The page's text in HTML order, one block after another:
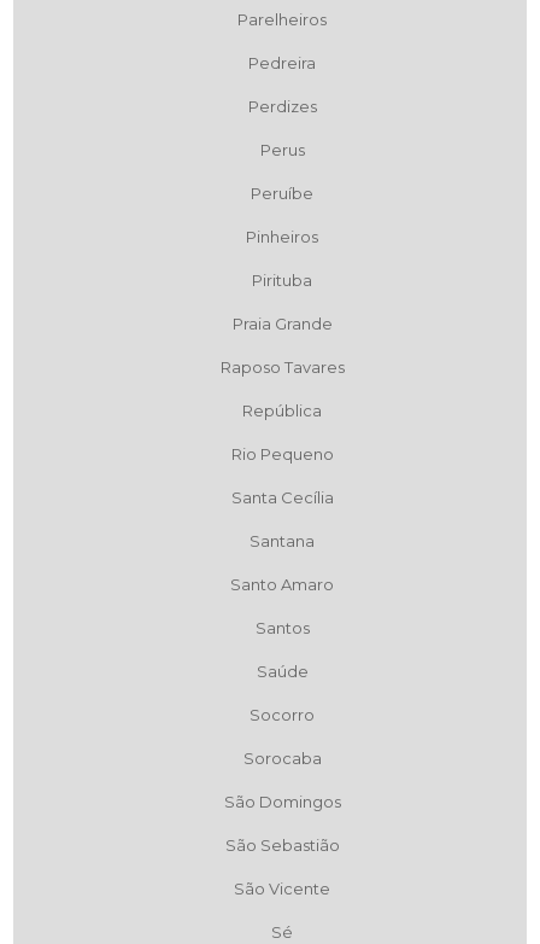
Parelheiros
Pedreira
Perdizes
Perus
Peruíbe
Pinheiros
Pirituba
Praia Grande
Raposo Tavares
República
Rio Pequeno
Santa Cecília
Santana
Santo Amaro
Santos
Saúde
Socorro
Sorocaba
São Domingos
São Sebastião
São Vicente
Sé